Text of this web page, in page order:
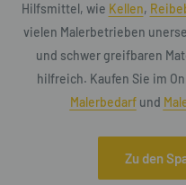
Hilfsmittel, wie Kellen,
vielen Malerbetrieben
und schwer greifbaren
hilfreich. Kaufen Sie im
Malerbedarfund
Zu den